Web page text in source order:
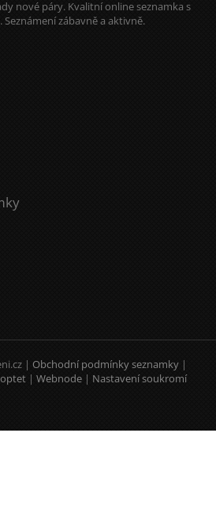
nové páry. Kvalitní online seznamka s
zábavně a aktivně.
| Obchodní podmínky seznamky |
| Webnode | Nastavení soukromí